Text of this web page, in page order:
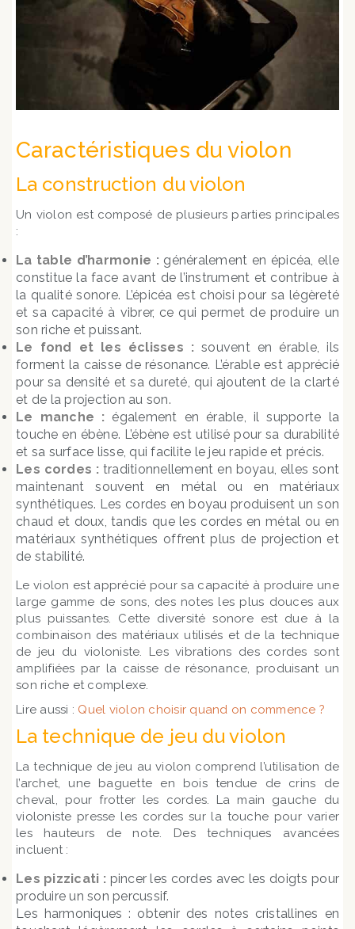
Caractéristiques du violon
La construction du violon
Un violon est composé de plusieurs parties principales
:
La table d’harmonie :généralement en épicéa, elle
constitue la face avant de l’instrument et contribue à
la qualité sonore. L’épicéa est choisi pour sa légèreté
et sa capacité à vibrer, ce qui permet de produire un
son riche et puissant.
Le fond et les éclisses : souvent en érable, ils
forment la caisse de résonance. L’érable est apprécié
pour sa densité et sa dureté, qui ajoutent de la clarté
et de la projection au son.
Le manche : également en érable, il supporte la
touche en ébène. L’ébène est utilisé pour sa durabilité
et sa surface lisse, qui facilite le jeu rapide et précis.
Les cordes : traditionnellement en boyau, elles sont
maintenant souvent en métal ou en matériaux
synthétiques. Les cordes en boyau produisent un son
chaud et doux, tandis que les cordes en métal ou en
matériaux synthétiques offrent plus de projection et
de stabilité.
Le violon est apprécié pour sa capacité à produire une
large gamme de sons, des notes les plus douces aux
plus puissantes. Cette diversité sonore est due à la
combinaison des matériaux utilisés et de la technique
de jeu du violoniste. Les vibrations des cordes sont
amplifiées par la caisse de résonance, produisant un
son riche et complexe.
Lire aussi : Quel violon choisir quand on commence ?
La technique de jeu du violon
La technique de jeu au violon comprend l’utilisation de
l’archet, une baguette en bois tendue de crins de
cheval, pour frotter les cordes. La main gauche du
violoniste presse les cordes sur la touche pour varier
les hauteurs de note. Des techniques avancées
incluent :
Les pizzicati : pincer les cordes avec les doigts pour
produire un son percussif.
Les harmoniques : obtenir des notes cristallines en